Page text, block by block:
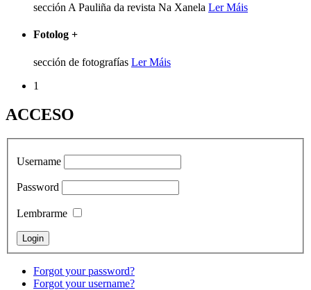
sección A Pauliña da revista Na Xanela Ler Máis
Fotolog +
sección de fotografías Ler Máis
1
ACCESO
Username
Password
Lembrarme
Forgot your password?
Forgot your username?